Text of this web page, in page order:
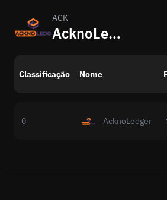
ACK
AcknoLedger (ACK) – Preço e Tendências de Mercado Hoje
Classificação Nome
0 AcknoLedger